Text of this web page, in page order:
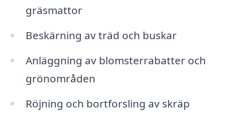
gräsmattor
Beskärning av träd och buskar
Anläggning av blomsterrabatter och
grönområden
Röjning och bortforsling av skräp